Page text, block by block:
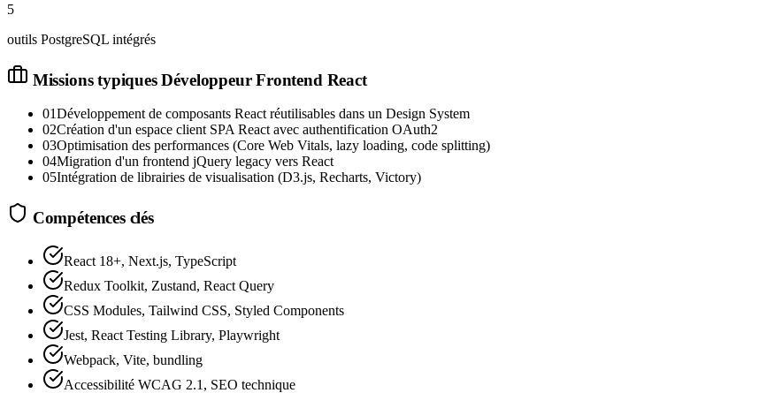
5
outils PostgreSQL intégrés
Missions typiquesDéveloppeur Frontend React
01Développement de composants React réutilisables dans un Design System
02Création d'un espace client SPA React avec authentification OAuth2
03Optimisation des performances (Core Web Vitals, lazy loading, code splitting)
04Migration d'un frontend jQuery legacy vers React
05Intégration de librairies de visualisation (D3.js, Recharts, Victory)
Compétences clés
React 18+, Next.js, TypeScript
Redux Toolkit, Zustand, React Query
CSS Modules, Tailwind CSS, Styled Components
Jest, React Testing Library, Playwright
Webpack, Vite, bundling
Accessibilité WCAG 2.1, SEO technique